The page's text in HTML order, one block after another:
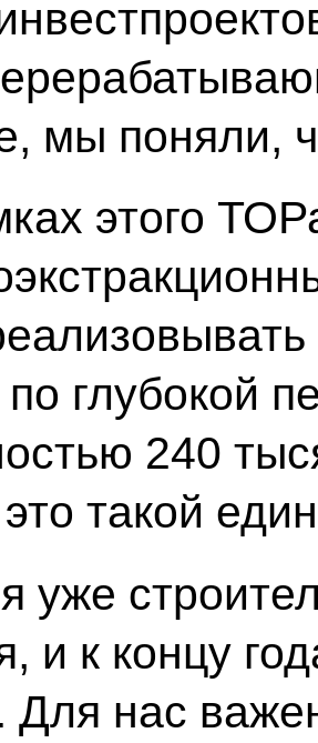
мы поняли,
этого
глубокой
240
такой
уже
и к концу
Для нас